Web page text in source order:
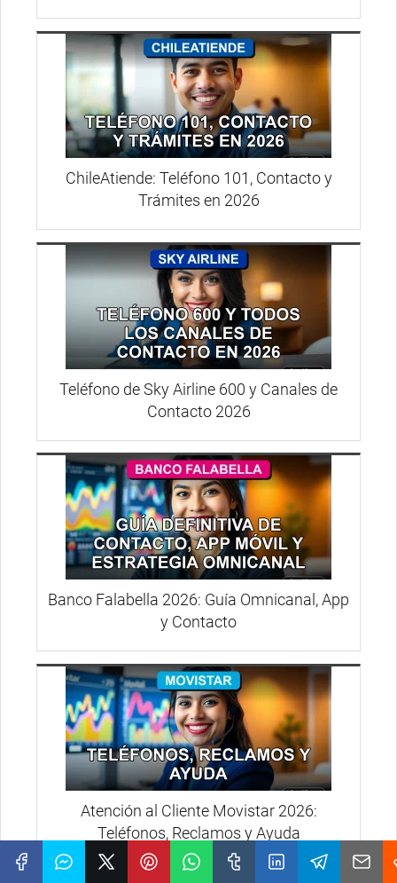
ChileAtiende: Teléfono 101, Contacto y
Trámites en 2026
Teléfono de Sky Airline 600 y Canales de
Contacto 2026
Banco Falabella 2026: Guía Omnicanal, App
y Contacto
Atención al Cliente Movistar 2026:
Teléfonos, Reclamos y Ayuda